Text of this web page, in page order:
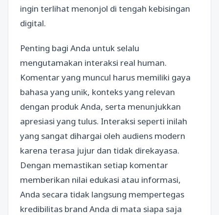
ingin terlihat menonjol di tengah kebisingan
digital.
Penting bagi Anda untuk selalu
mengutamakan interaksi real human.
Komentar yang muncul harus memiliki gaya
bahasa yang unik, konteks yang relevan
dengan produk Anda, serta menunjukkan
apresiasi yang tulus. Interaksi seperti inilah
yang sangat dihargai oleh audiens modern
karena terasa jujur dan tidak direkayasa.
Dengan memastikan setiap komentar
memberikan nilai edukasi atau informasi,
Anda secara tidak langsung mempertegas
kredibilitas brand Anda di mata siapa saja